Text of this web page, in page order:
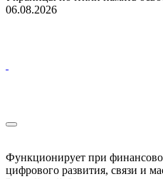
06.08.2026
Функционирует при
цифрового развития, связи и